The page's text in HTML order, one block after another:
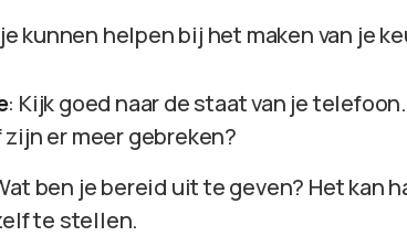
kunnen helpen bij het maken van je
: Kijk goed naar de staat van je
er meer gebreken?
ben je bereid uit te geven? Het kan
te stellen.